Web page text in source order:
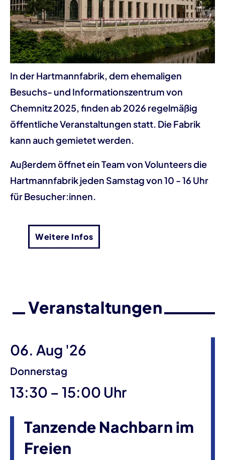
In der Hartmannfabrik, dem ehemaligen
Besuchs- und Informationszentrum von
Chemnitz 2025, finden ab 2026 regelmäßig
öffentliche Veranstaltungen statt. Die Fabrik
kann auch gemietet werden.
Außerdem öffnet ein Team von Volunteers die
Hartmannfabrik jeden Samstag von 10 - 16 Uhr
für Besucher:innen.
Weitere Infos
Veranstaltungen
06. Aug '26
Donnerstag
13:30 – bis
15:00 Uhr
Tanzende Nachbarn im
Freien